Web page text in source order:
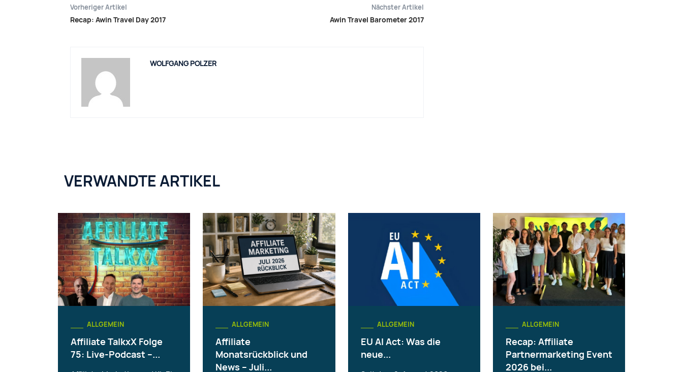
Vorheriger Artikel
Recap: Awin Travel Day 2017
Nächster Artikel
Awin Travel Barometer 2017
WOLFGANG POLZER
VERWANDTE ARTIKEL
ALLGEMEIN
Affiliate TalkxX Folge
75: Live-Podcast –...
ALLGEMEIN
Affiliate
Monatsrückblick und
News – Juli...
ALLGEMEIN
EU AI Act: Was die
neue...
ALLGEMEIN
Recap: Affiliate
Partnermarketing Event
2026 bei...